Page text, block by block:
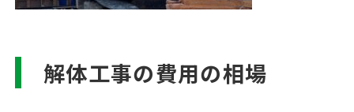
解体工事の費用の相場